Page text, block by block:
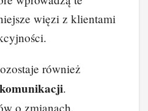
więzi z klientami
również
.
o zmianach,